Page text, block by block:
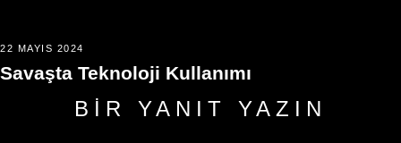
22 MAYIS 2024
Savaşta Teknoloji Kullanımı
BIR YANIT YAZIN